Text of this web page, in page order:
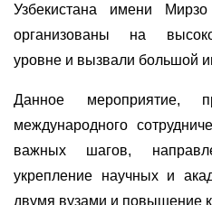
Узбекистана имени
организованы на
уровне и вызвали большой
Данное мероприятие,
международного
важных шагов,
укрепление научных и
двумя вузами и повышение